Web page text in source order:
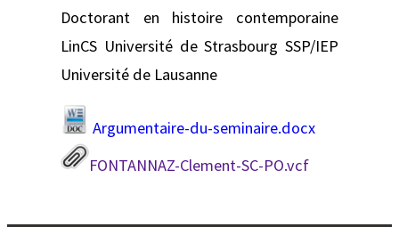
Doctorant en histoire contemporaine
LinCS Université de Strasbourg SSP/IEP
Université de Lausanne
Argumentaire-du-seminaire.docx
FONTANNAZ-Clement-SC-PO.vcf